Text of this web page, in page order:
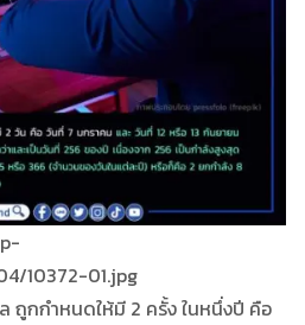
10372-01.jpg
กกำหนดให้มี 2 ครั้ง ในหนึ่งปี คือ